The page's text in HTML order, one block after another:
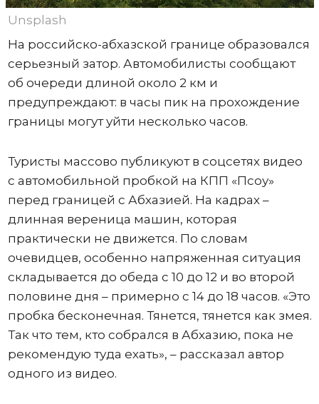
Unsplash
На российско-абхазской границе образовался
серьезный затор. Автомобилисты сообщают
об очереди длиной около 2 км и
предупреждают: в часы пик на прохождение
границы могут уйти несколько часов.
Туристы массово публикуют в соцсетях видео
с автомобильной пробкой на КПП «Псоу»
перед границей с Абхазией. На кадрах –
длинная вереница машин, которая
практически не движется. По словам
очевидцев, особенно напряженная ситуация
складывается до обеда с 10 до 12 и во второй
половине дня – примерно с 14 до 18 часов. «Это
пробка бесконечная. Тянется, тянется как змея.
Так что тем, кто собрался в Абхазию, пока не
рекомендую туда ехать», – рассказал автор
одного из видео.